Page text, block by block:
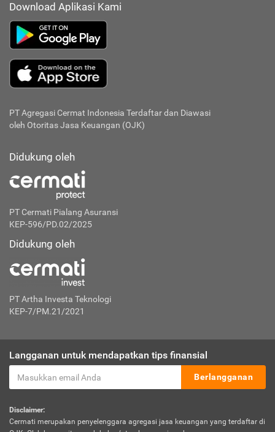
Download Aplikasi Kami
PT Agregasi Cermat Indonesia Terdaftar dan Diawasi
oleh Otoritas Jasa Keuangan (OJK)
Didukung oleh
PT Cermati Pialang Asuransi
KEP-596/PD.02/2025
Didukung oleh
PT Artha Investa Teknologi
KEP-7/PM.21/2021
Langganan untuk mendapatkan tips finansial
Berlangganan
Disclaimer:
Cermati merupakan penyelenggara agregasi jasa keuangan yang terdaftar di